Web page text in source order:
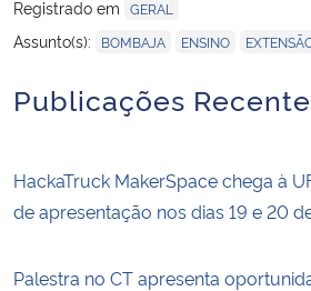
Registrado em GERAL
Assunto(s): BOMBAJA ENSINO
Publicações
HackaTruck MakerSpace chega à
de apresentação nos dias 19 e 20
Palestra no CT apresenta